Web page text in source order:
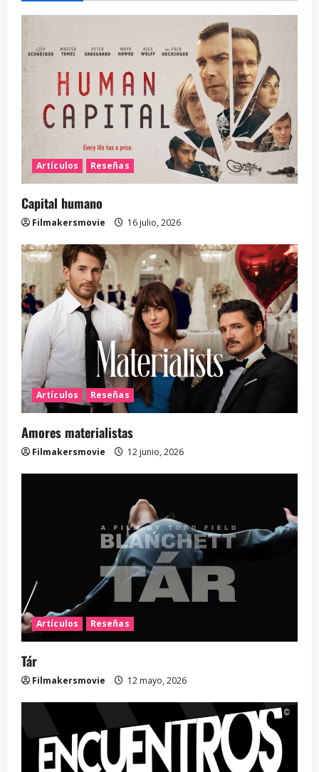
Artículos Reseñas
Capital humano
Filmakersmovie 16 julio, 2026
Artículos Reseñas
Amores materialistas
Filmakersmovie 12 junio, 2026
Artículos Reseñas
Tár
Filmakersmovie 12 mayo, 2026